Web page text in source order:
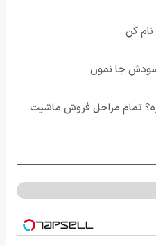
سودش جا نمون
تمام مراحل فروش ماشیت